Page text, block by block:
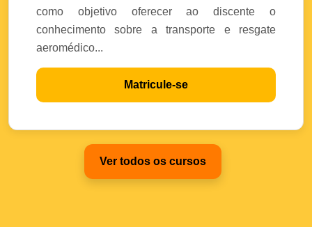
como objetivo oferecer ao discente o
conhecimento sobre a transporte e resgate
aeromédico...
Matricule-se
Ver todos os cursos